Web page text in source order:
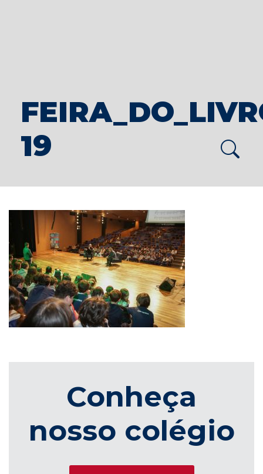
19
Conheça
nosso colégio